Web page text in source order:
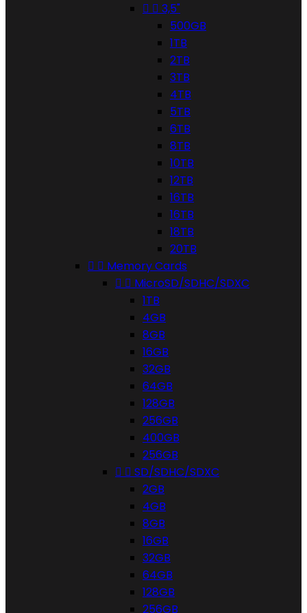
  3,5"
500GB
1TB
2TB
3TB
4TB
5TB
6TB
8TB
10TB
12TB
16TB
16TB
18TB
20TB
  Memory Cards
  MicroSD/SDHC/SDXC
1TB
4GB
8GB
16GB
32GB
64GB
128GB
256GB
400GB
256GB
  SD/SDHC/SDXC
2GB
4GB
8GB
16GB
32GB
64GB
128GB
256GB